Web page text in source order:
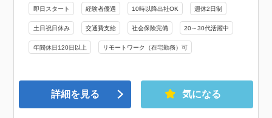
即日スタート 経験者優遇 10時以降出社OK 週休2日制
土日祝日休み 交通費支給 社会保険完備 20～30代活躍中
年間休日120日以上 リモートワーク（在宅勤務）可
詳細を見る 気になる